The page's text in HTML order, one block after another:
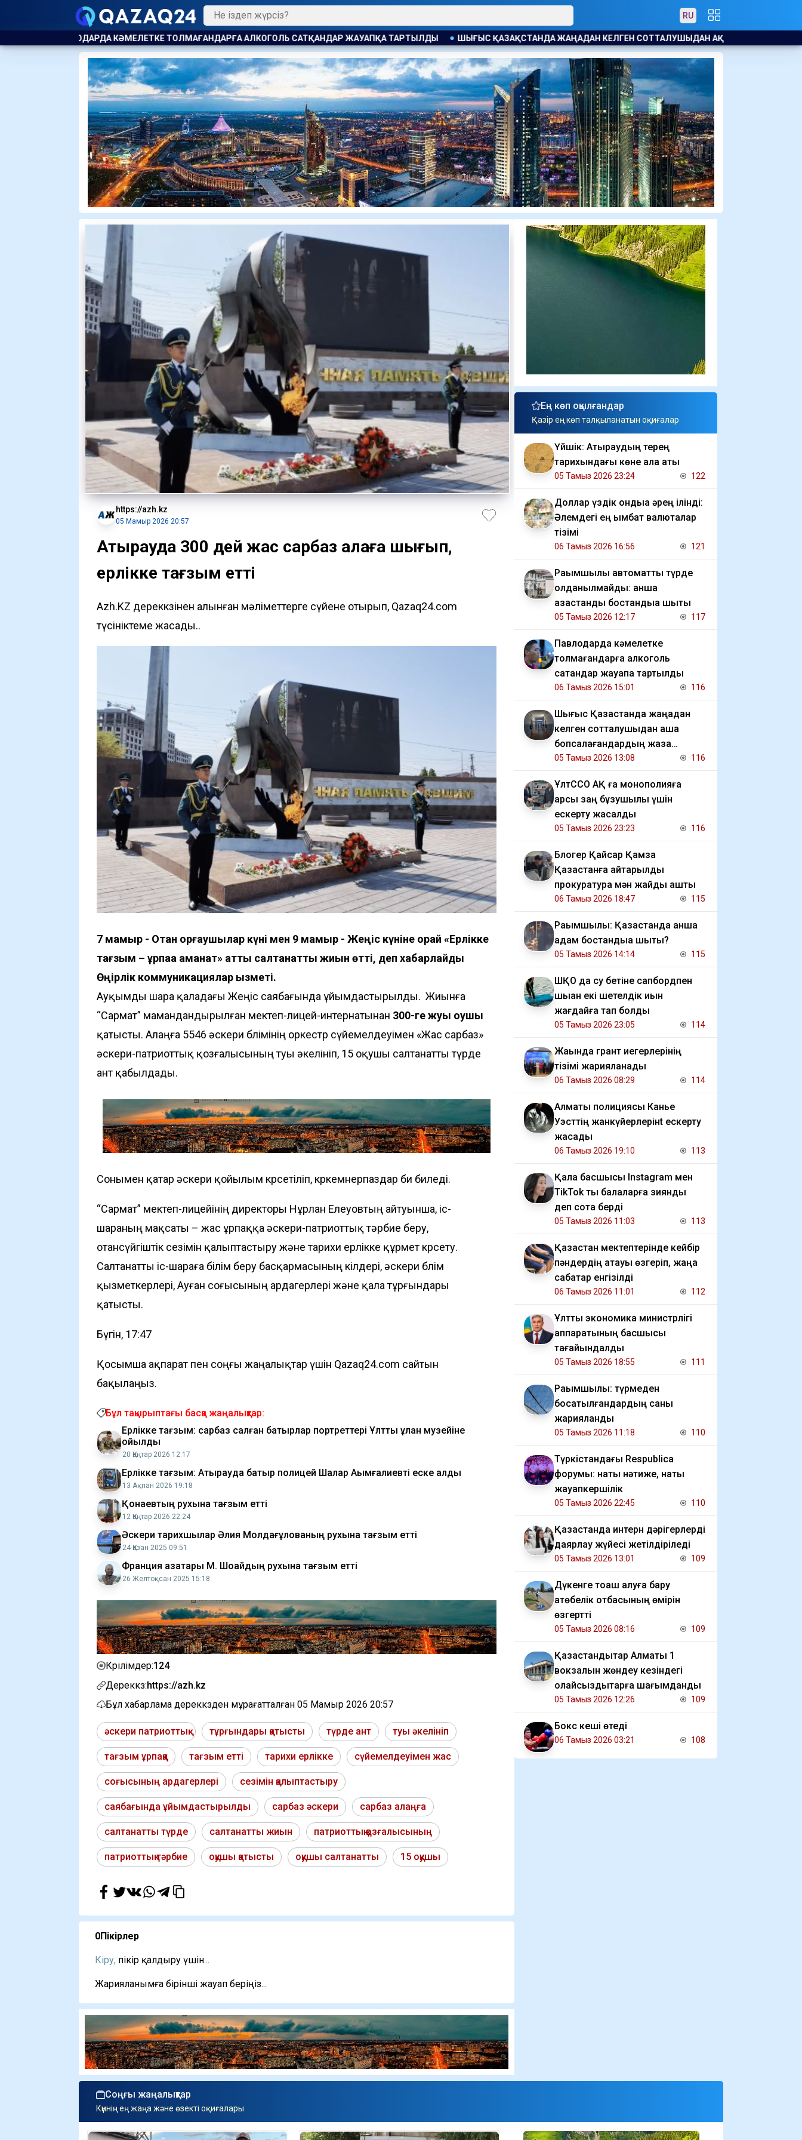
RU
ТОЛМАҒАНДАРҒА АЛКОГОЛЬ САТҚАНДАР ЖАУАПҚА ТАРТЫЛДЫ ШЫҒЫС ҚАЗАҚСТАНДА ЖАҢАДАН КЕЛГЕН СОТТАЛУШЫДАН АҚША БОПСАЛАҒАНДАРДЫҢ ЖАЗА МЕРЗІМІ ҰЗАРТЫЛДЫ
https://azh.kz
05 Мамыр 2026 20:57
Атырауда 300 дей жас сарбаз алаңға шығып,
ерлікке тағзым етті
Azh.KZ дереккөзінен алынған мәліметтерге сүйене отырып, Qazaq24.com
түсініктеме жасады..
7 мамыр - Отан қорғаушылар күні мен 9 мамыр - Жеңіс күніне орай «Ерлікке
тағзым – ұрпаққа аманат» атты салтанатты жиын өтті, деп хабарлайды
Өңірлік коммуникациялар қызметі.
Ауқымды шара қаладағы Жеңіс саябағында ұйымдастырылды. Жиынға
“Сармат” мамандандырылған мектеп-лицей-интернатынан 300-ге жуық оқушы
қатысты. Алаңға 5546 әскери бөлімінің оркестр сүйемелдеуімен «Жас сарбаз»
әскери-патриоттық қозғалысының туы әкелініп, 15 оқушы салтанатты түрде
ант қабылдады.
Сонымен қатар әскери қойылым көрсетіліп, көркемөнерпаздар би биледі.
“Сармат” мектеп-лицейінің директоры Нұрлан Елеуовтың айтуынша, іс-
шараның мақсаты – жас ұрпаққа әскери-патриоттық тәрбие беру,
отансүйгіштік сезімін қалыптастыру және тарихи ерлікке құрмет көрсету.
Салтанатты іс-шараға білім беру басқармасының өкілдері, әскери бөлім
қызметкерлері, Ауған соғысының ардагерлері және қала тұрғындары
қатысты.
Бүгін, 17:47
Қосымша ақпарат пен соңғы жаңалықтар үшін Qazaq24.com сайтын
бақылаңыз.
Бұл тақырыптағы басқа жаңалықтар:
Ерлікке тағзым: сарбаз салған батырлар портреттері Ұлттық ұлан музейіне
қойылды
20 Қаңтар 2026 12:17
Ерлікке тағзым: Атырауда батыр полицей Шалқар Ақымғалиевті еске алды
13 Ақпан 2026 19:18
Қонаевтың рухына тағзым етті
12 Қаңтар 2026 22:24
Әскери тарихшылар Әлия Молдағұлованың рухына тағзым етті
24 Қазан 2025 09:51
Франция қазақтары М. Шоқайдың рухына тағзым етті
26 Желтоқсан 2025 15:18
Көрілімдер:124
Дереккөз:https://azh.kz
Бұл хабарлама дереккөзден мұрағатталған 05 Мамыр 2026 20:57
әскери патриоттық тұрғындары қатысты түрде ант туы әкелініп
тағзым ұрпаққа тағзым етті тарихи ерлікке сүйемелдеуімен жас
соғысының ардагерлері сезімін қалыптастыру
саябағында ұйымдастырылды сарбаз әскери сарбаз алаңға
салтанатты түрде салтанатты жиын патриоттық қозғалысының
патриоттық тәрбие оқушы қатысты оқушы салтанатты 15 оқушы
0Пікірлер
Кіру, пікір қалдыру үшін...
Жарияланымға бірінші жауап беріңіз...
Ең көп оқылғандар
Қазір ең көп талқыланатын оқиғалар
Үйшік: Атыраудың терең
тарихындағы көне қала аты
05 Тамыз 2026 23:24 122
Доллар үздік ондыққа әрең ілінді:
Әлемдегі ең қымбат валюталар
тізімі
06 Тамыз 2026 16:56 121
Рақымшылық автоматты түрде
қолданылмайды: қанша
қазақстандық бостандыққа шықты
05 Тамыз 2026 12:17 117
Павлодарда кәмелетке
толмағандарға алкоголь
сатқандар жауапқа тартылды
06 Тамыз 2026 15:01 116
Шығыс Қазақстанда жаңадан
келген сотталушыдан ақша
бопсалағандардың жаза
мерзімі ұзартылды
05 Тамыз 2026 13:08 116
ҰлтССО АҚ ға монополияға
қарсы заң бұзушылық үшін
ескерту жасалды
05 Тамыз 2026 23:23 116
Блогер Қайсар Қамза
Қазақстанға қайтарылды
прокуратура мән жайды ашты
06 Тамыз 2026 18:47 115
Рақымшылық: Қазақстанда қанша
адам бостандыққа шықты?
05 Тамыз 2026 14:14 115
ШҚО да су бетіне сапбордпен
шыққан екі шетелдік қиын
жағдайға тап болды
05 Тамыз 2026 23:05 114
Жақында грант иегерлерінің
тізімі жарияланады
06 Тамыз 2026 08:29 114
Алматы полициясы Канье
Уэсттің жанкүйерлерінt ескерту
жасады
06 Тамыз 2026 19:10 113
Қала басшысы Instagram мен
TikTok ты балаларға зиянды
деп сотқа берді
05 Тамыз 2026 11:03 113
Қазақстан мектептерінде кейбір
пәндердің атауы өзгеріп, жаңа
сабақтар енгізілді
06 Тамыз 2026 11:01 112
Ұлттық экономика министрлігі
аппаратының басшысы
тағайындалды
05 Тамыз 2026 18:55 111
Рақымшылық: түрмеден
босатылғандардың саны
жарияланды
05 Тамыз 2026 11:18 110
Түркістандағы Respublica
форумы: нақты нәтиже, нақты
жауапкершілік
05 Тамыз 2026 22:45 110
Қазақстанда интерн дәрігерлерді
даярлау жүйесі жетілдіріледі
05 Тамыз 2026 13:01 109
Дүкенге тоқаш алуға бару
ақтөбелік отбасының өмірін
өзгертті
05 Тамыз 2026 08:16 109
Қазақстандықтар Алматы 1
вокзалын жөндеу кезіндегі
қолайсыздықтарға шағымданды
05 Тамыз 2026 12:26 109
Бокс кеші өтеді
06 Тамыз 2026 03:21 108
Соңғы жаңалықтар
Күннің ең жаңа және өзекті оқиғалары